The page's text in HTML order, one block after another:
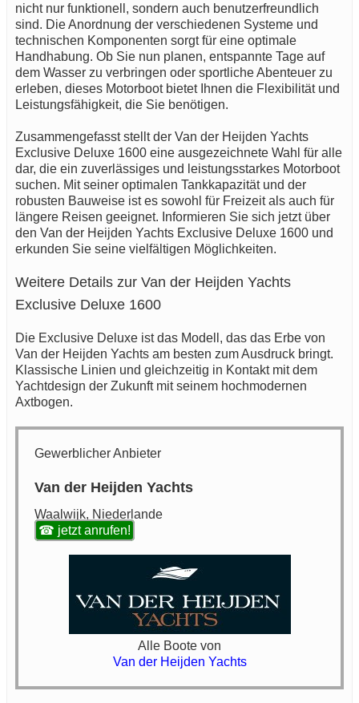
nicht nur funktionell, sondern auch benutzerfreundlich
sind. Die Anordnung der verschiedenen Systeme und
technischen Komponenten sorgt für eine optimale
Handhabung. Ob Sie nun planen, entspannte Tage auf
dem Wasser zu verbringen oder sportliche Abenteuer zu
erleben, dieses Motorboot bietet Ihnen die Flexibilität und
Leistungsfähigkeit, die Sie benötigen.
Zusammengefasst stellt der Van der Heijden Yachts
Exclusive Deluxe 1600 eine ausgezeichnete Wahl für alle
dar, die ein zuverlässiges und leistungsstarkes Motorboot
suchen. Mit seiner optimalen Tankkapazität und der
robusten Bauweise ist es sowohl für Freizeit als auch für
längere Reisen geeignet. Informieren Sie sich jetzt über
den Van der Heijden Yachts Exclusive Deluxe 1600 und
erkunden Sie seine vielfältigen Möglichkeiten.
Weitere Details zur Van der Heijden Yachts
Exclusive Deluxe 1600
Die Exclusive Deluxe ist das Modell, das das Erbe von
Van der Heijden Yachts am besten zum Ausdruck bringt.
Klassische Linien und gleichzeitig in Kontakt mit dem
Yachtdesign der Zukunft mit seinem hochmodernen
Axtbogen.
Gewerblicher Anbieter
Van der Heijden Yachts
Waalwijk, Niederlande
☎ jetzt anrufen!
Alle Boote von
Van der Heijden Yachts